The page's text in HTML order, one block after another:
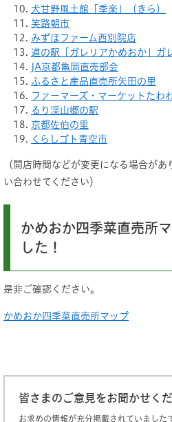
犬甘野風土館「季楽」（きら）
笑路朝市
みずほファーム西別院店
道の駅「ガレリアかめおか」ガ
JA京都亀岡直売部会
ふるさと産品直売所矢田の里
ファーマーズ・マーケットたわ
るり渓山郷の駅
京都佐伯の里
くらしゴト青空市
（開店時間などが変更になる場合が
い合わせてください）
かめおか四季菜直売所
した！
是非ご確認ください。
かめおか四季菜直売所マップ
皆さまのご意見をお聞かせく
お求めの情報が充分掲載されていました